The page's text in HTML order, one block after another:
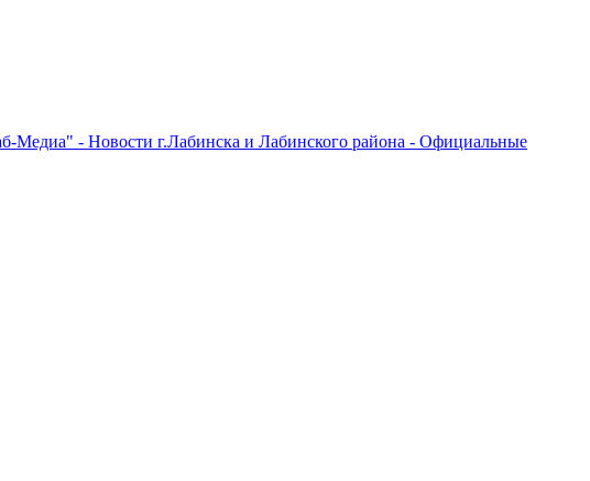
Медиа" - Новости г.Лабинска и Лабинского района - Официальные